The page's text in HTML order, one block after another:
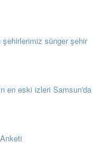
şehirlerimiz sünger şehir
en eski izleri Samsun'da